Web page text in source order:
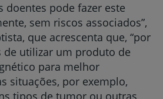
doentes pode fazer este
sem riscos associados”,
que acrescenta que, “por
de utilizar um produto de
para melhor
situações, por exemplo,
tipos de tumor ou outras